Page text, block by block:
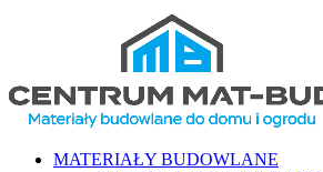
MATERIAŁY BUDOWLANE